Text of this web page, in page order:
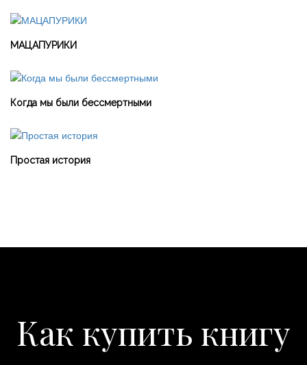
МАЦАПУРИКИ
Когда мы были бессмертными
Простая история
Как купить книгу